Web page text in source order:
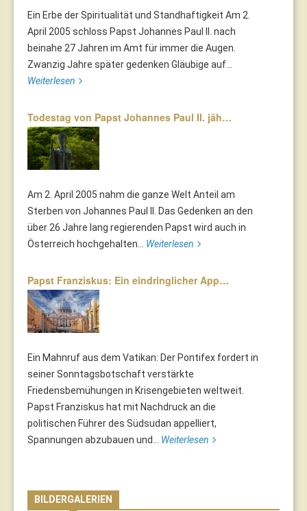
Ein Erbe der Spiritualität und Standhaftigkeit Am 2.
April 2005 schloss Papst Johannes Paul II. nach
beinahe 27 Jahren im Amt für immer die Augen.
Zwanzig Jahre später gedenken Gläubige auf...
Weiterlesen
Todestag von Papst Johannes Paul II. jäh…
Am 2. April 2005 nahm die ganze Welt Anteil am
Sterben von Johannes Paul II. Das Gedenken an den
über 26 Jahre lang regierenden Papst wird auch in
Österreich hochgehalten... Weiterlesen
Papst Franziskus: Ein eindringlicher App…
Ein Mahnruf aus dem Vatikan: Der Pontifex fordert in
seiner Sonntagsbotschaft verstärkte
Friedensbemühungen in Krisengebieten weltweit.
Papst Franziskus hat mit Nachdruck an die
politischen Führer des Südsudan appelliert,
Spannungen abzubauen und... Weiterlesen
BILDERGALERIEN